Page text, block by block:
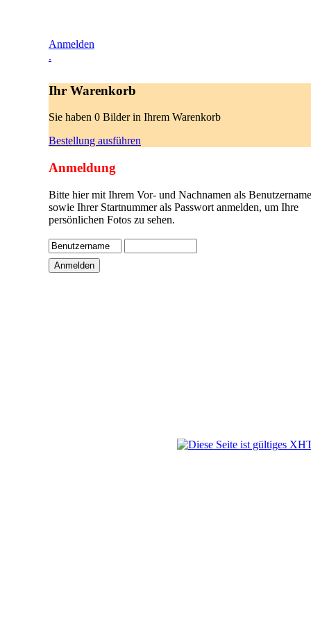
Anmelden
.
Ihr Warenkorb
Sie haben 0 Bilder in Ihrem Warenkorb
Bestellung ausführen
Anmeldung
Bitte hier mit Ihrem Vor- und Nachnamen als
sowie Ihrer Startnummer als Passwort anmelden, um Ihre
persönlichen Fotos zu sehen.